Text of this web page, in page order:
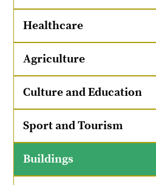
Healthcare
Agriculture
Culture and Education
Sport and Tourism
Buildings